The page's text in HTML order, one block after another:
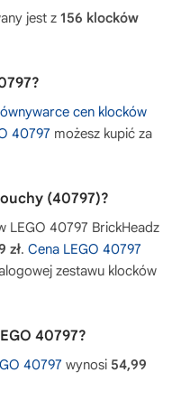
jest z 156 klocków
cen klocków
40797 możesz kupić za
(40797)?
LEGO 40797 BrickHeadz
zł. Cena LEGO 40797
zestawu klocków
40797?
40797 wynosi 54,99